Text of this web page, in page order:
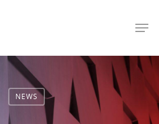
or ESC to close
NEWS